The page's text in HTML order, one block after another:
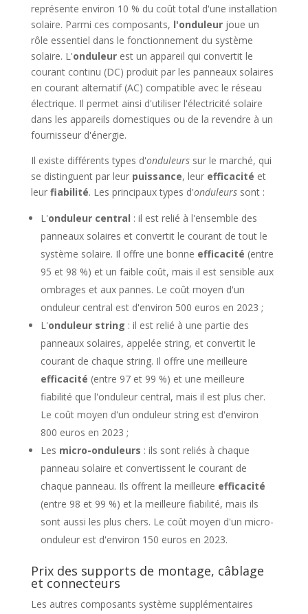
représente environ 10 % du coût total d'une installation
solaire. Parmi ces composants, l'onduleurjoue un
rôle essentiel dans le fonctionnement du système
solaire. L'onduleurest un appareil qui convertit le
courant continu (DC) produit par les panneaux solaires
en courant alternatif (AC) compatible avec le réseau
électrique. Il permet ainsi d'utiliser l'électricité solaire
dans les appareils domestiques ou de la revendre à un
fournisseur d'énergie.
Il existe différents types d'onduleurssur le marché, qui
se distinguent par leur puissance, leur efficacité et
leur fiabilité. Les principaux types d'onduleurssont :
L'onduleur central : il est relié à l'ensemble des
panneaux solaires et convertit le courant de tout le
système solaire. Il offre une bonne efficacité (entre
95 et 98 %) et un faible coût, mais il est sensible aux
ombrages et aux pannes. Le coût moyen d'un
onduleur central est d'environ 500 euros en 2023 ;
L'onduleur string : il est relié à une partie des
panneaux solaires, appelée string, et convertit le
courant de chaque string. Il offre une meilleure
efficacité (entre 97 et 99 %) et une meilleure
fiabilité que l'onduleur central, mais il est plus cher.
Le coût moyen d'un onduleur string est d'environ
800 euros en 2023 ;
Les micro-onduleurs : ils sont reliés à chaque
panneau solaire et convertissent le courant de
chaque panneau. Ils offrent la meilleure efficacité
(entre 98 et 99 %) et la meilleure fiabilité, mais ils
sont aussi les plus chers. Le coût moyen d'un micro-
onduleur est d'environ 150 euros en 2023.
Prix des supports de montage, câblage
et connecteurs
Les autres composants système supplémentaires